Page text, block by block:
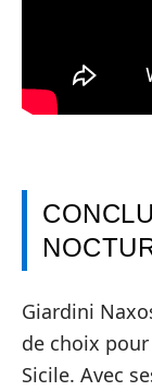
Giardini
de choix
Sicile. Avec